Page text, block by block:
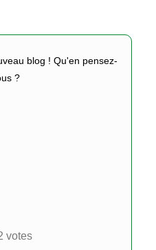
blog ! Qu'en pensez-
?
votes